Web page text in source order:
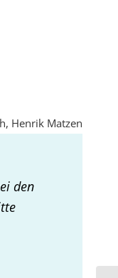
Henrik Matzen
den